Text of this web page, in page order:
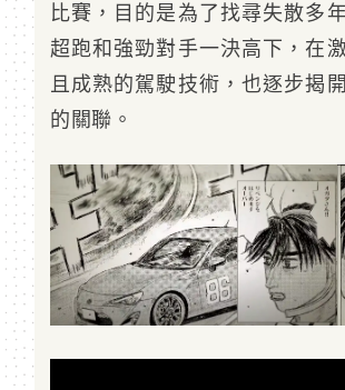
比賽，目的是為了找尋失散多
超跑和強勁對手一決高下，在
且成熟的駕駛技術，也逐步揭
的關聯。